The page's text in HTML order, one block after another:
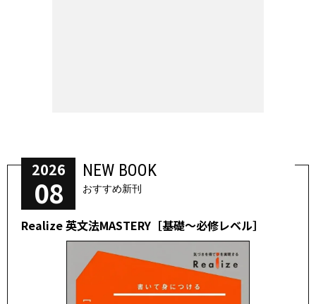
2026
08
NEW BOOK
おすすめ新刊
Realize 英文法MASTERY［基礎～必修レベル］